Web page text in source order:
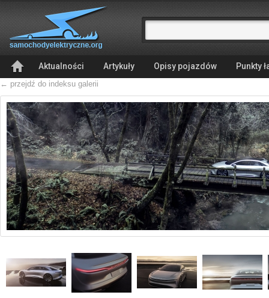
Aktualności Artykuły Opisy pojazdów Punkty
← przejdź do indeksu galerii